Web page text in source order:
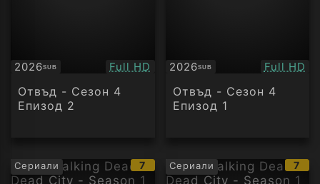
2026SUB
Субтитри Качество:
Full HD
Отвъд - Сезон 4
Епизод 2
2026SUB
Субтитри Full HD
Отвъд - Сезон 4
Епизод 1
Сериали
IMDb
рейтинг:
7 Сериали 7